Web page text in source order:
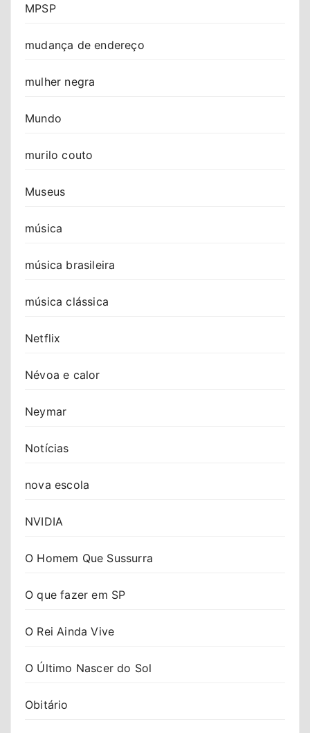
MPSP
mudança de endereço
mulher negra
Mundo
murilo couto
Museus
música
música brasileira
música clássica
Netflix
Névoa e calor
Neymar
Notícias
nova escola
NVIDIA
O Homem Que Sussurra
O que fazer em SP
O Rei Ainda Vive
O Último Nascer do Sol
Obitário